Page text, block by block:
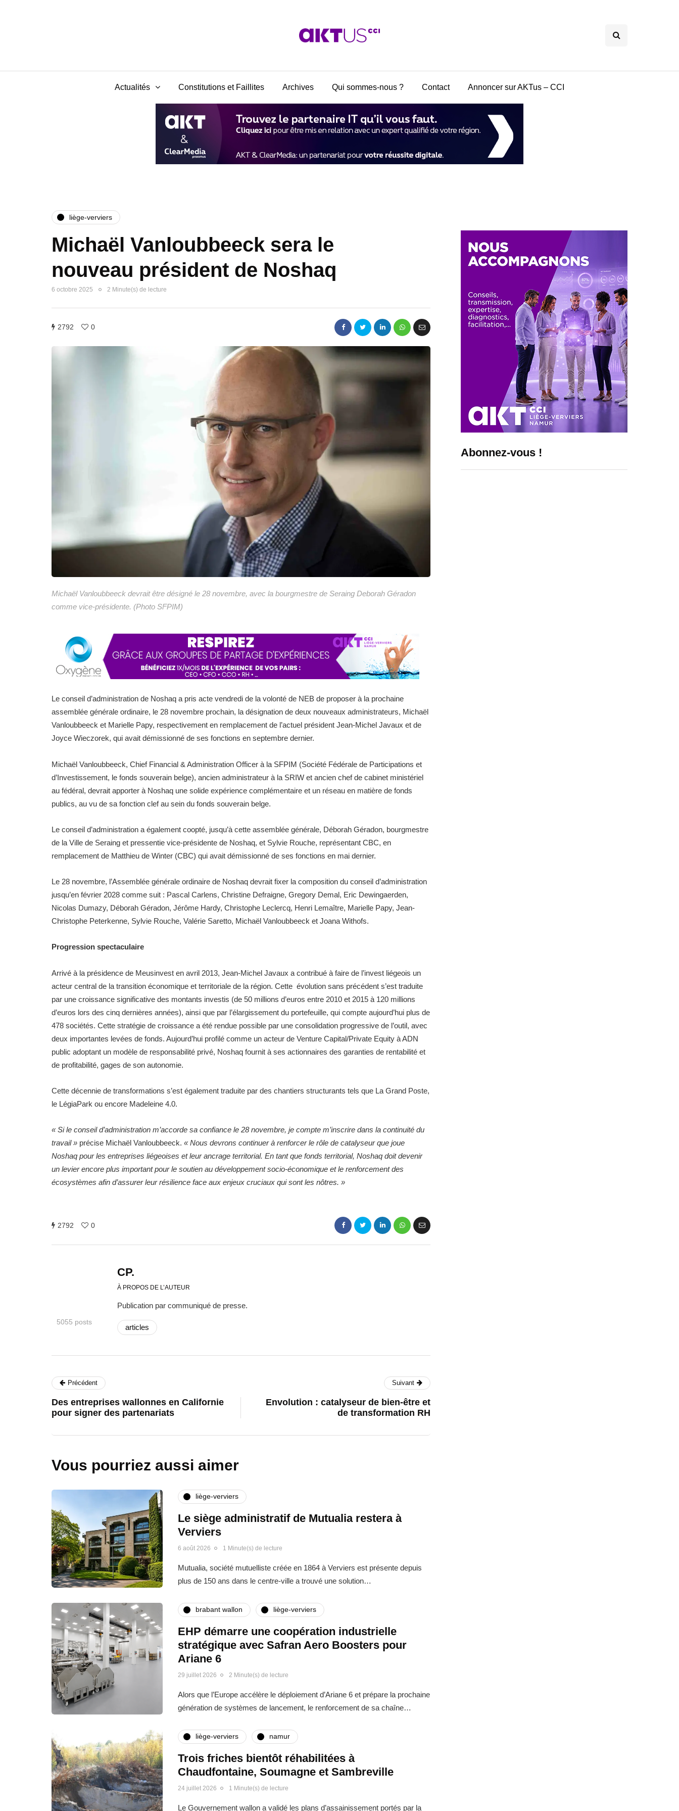
Actualités Constitutions et Faillites Archives Qui sommes-nous ? Contact Annoncer sur AKTus – CCI
liège-verviers
Michaël Vanloubbeeck sera le
nouveau président de Noshaq
6 octobre 2025 2 Minute(s) de lecture
2792 0
Michaël Vanloubbeeck devrait être désigné le 28 novembre, avec la bourgmestre de Seraing Deborah Géradon
comme vice-présidente. (Photo SFPIM)
Le conseil d’administration de Noshaq a pris acte vendredi de la volonté de NEB de proposer à la prochaine
assemblée générale ordinaire, le 28 novembre prochain, la désignation de deux nouveaux administrateurs, Michaël
Vanloubbeeck et Marielle Papy, respectivement en remplacement de l’actuel président Jean-Michel Javaux et de
Joyce Wieczorek, qui avait démissionné de ses fonctions en septembre dernier.
Michaël Vanloubbeeck, Chief Financial & Administration Officer à la SFPIM (Société Fédérale de Participations et
d’Investissement, le fonds souverain belge), ancien administrateur à la SRIW et ancien chef de cabinet ministériel
au fédéral, devrait apporter à Noshaq une solide expérience complémentaire et un réseau en matière de fonds
publics, au vu de sa fonction clef au sein du fonds souverain belge.
Le conseil d’administration a également coopté, jusqu’à cette assemblée générale, Déborah Géradon, bourgmestre
de la Ville de Seraing et pressentie vice-présidente de Noshaq, et Sylvie Rouche, représentant CBC, en
remplacement de Matthieu de Winter (CBC) qui avait démissionné de ses fonctions en mai dernier.
Le 28 novembre, l’Assemblée générale ordinaire de Noshaq devrait fixer la composition du conseil d’administration
jusqu’en février 2028 comme suit : Pascal Carlens, Christine Defraigne, Gregory Demal, Eric Dewingaerden,
Nicolas Dumazy, Déborah Géradon, Jérôme Hardy, Christophe Leclercq, Henri Lemaître, Marielle Papy, Jean-
Christophe Peterkenne, Sylvie Rouche, Valérie Saretto, Michaël Vanloubbeeck et Joana Withofs.
Progression spectaculaire
Arrivé à la présidence de Meusinvest en avril 2013, Jean-Michel Javaux a contribué à faire de l’invest liégeois un
acteur central de la transition économique et territoriale de la région. Cette évolution sans précédent s’est traduite
par une croissance significative des montants investis (de 50 millions d’euros entre 2010 et 2015 à 120 millions
d’euros lors des cinq dernières années), ainsi que par l’élargissement du portefeuille, qui compte aujourd’hui plus de
478 sociétés. Cette stratégie de croissance a été rendue possible par une consolidation progressive de l’outil, avec
deux importantes levées de fonds. Aujourd’hui profilé comme un acteur de Venture Capital/Private Equity à ADN
public adoptant un modèle de responsabilité privé, Noshaq fournit à ses actionnaires des garanties de rentabilité et
de profitabilité, gages de son autonomie.
Cette décennie de transformations s’est également traduite par des chantiers structurants tels que La Grand Poste,
le LégiaPark ou encore Madeleine 4.0.
« Si le conseil d’administration m’accorde sa confiance le 28 novembre, je compte m’inscrire dans la continuité du
travail » précise Michaël Vanloubbeeck. « Nous devrons continuer à renforcer le rôle de catalyseur que joue
Noshaq pour les entreprises liégeoises et leur ancrage territorial. En tant que fonds territorial, Noshaq doit devenir
un levier encore plus important pour le soutien au développement socio-économique et le renforcement des
écosystèmes afin d’assurer leur résilience face aux enjeux cruciaux qui sont les nôtres. »
2792 0
Abonnez-vous !
5055 posts
CP.
À PROPOS DE L’AUTEUR
Publication par communiqué de presse.
articles
Précédent
Des entreprises wallonnes en Californie
pour signer des partenariats
Suivant
Envolution : catalyseur de bien-être et
de transformation RH
Vous pourriez aussi aimer
liège-verviers
Le siège administratif de Mutualia restera à
Verviers
6 août 2026 1 Minute(s) de lecture
Mutualia, société mutuelliste créée en 1864 à Verviers est présente depuis
plus de 150 ans dans le centre-ville a trouvé une solution…
brabant wallon liège-verviers
EHP démarre une coopération industrielle
stratégique avec Safran Aero Boosters pour
Ariane 6
29 juillet 2026 2 Minute(s) de lecture
Alors que l’Europe accélère le déploiement d’Ariane 6 et prépare la prochaine
génération de systèmes de lancement, le renforcement de sa chaîne…
liège-verviers namur
Trois friches bientôt réhabilitées à
Chaudfontaine, Soumagne et Sambreville
24 juillet 2026 1 Minute(s) de lecture
Le Gouvernement wallon a validé les plans d’assainissement portés par la